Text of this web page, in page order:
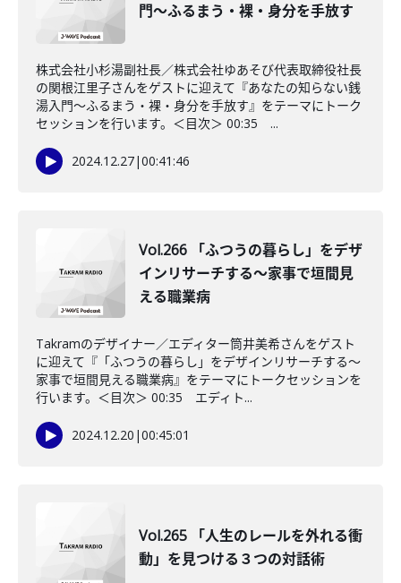
門〜ふるまう・裸・身分を手放す
株式会社小杉湯副社長／株式会社ゆあそび代表取締役社長
の関根江里子さんをゲストに迎えて『あなたの知らない銭
湯入門〜ふるまう・裸・身分を手放す』をテーマにトーク
セッションを行います。＜目次＞ 00:35 ...
2024.12.27|00:41:46
Vol.266 「ふつうの暮らし」をデザ
インリサーチする～家事で垣間見
える職業病
Takramのデザイナー／エディター筒井美希さんをゲスト
に迎えて『「ふつうの暮らし」をデザインリサーチする～
家事で垣間見える職業病』をテーマにトークセッションを
行います。＜目次＞ 00:35 エディト...
2024.12.20 |00:45:01
Vol.265 「人生のレールを外れる衝
動」を見つける３つの対話術